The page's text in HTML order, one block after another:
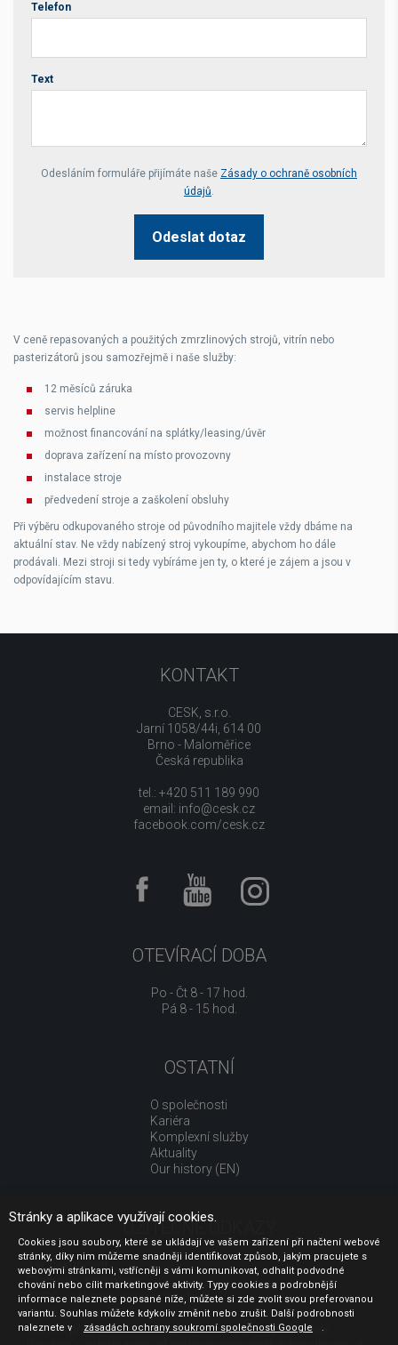
Telefon
Text
Your website *
Odesláním formuláře přijímáte naše Zásady o ochraně osobních
údajů.
Odeslat dotaz
V ceně repasovaných a použitých zmrzlinových strojů, vitrín nebo
pasterizátorů jsou samozřejmě i naše služby:
12 měsíců záruka
servis helpline
možnost financování na splátky/leasing/úvěr
doprava zařízení na místo provozovny
instalace stroje
předvedení stroje a zaškolení obsluhy
Při výběru odkupovaného stroje od původního majitele vždy dbáme na
aktuální stav. Ne vždy nabízený stroj vykoupíme, abychom ho dále
prodávali. Mezi stroji si tedy vybíráme jen ty, o které je zájem a jsou v
odpovídajícím stavu.
KONTAKT
CESK, s.r.o.
Jarní 1058/44i, 614 00
Brno - Maloměřice
Česká republika
tel.: +420 511 189 990
email: info@cesk.cz
facebook.com/cesk.cz
OTEVÍRACÍ DOBA
Po - Čt 8 - 17 hod.
Pá 8 - 15 hod.
OSTATNÍ
O společnosti
Kariéra
Komplexní služby
Aktuality
Our history (EN)
UŽITEČNÉ ODKAZY
Jak nakupovat
Obchodní podmínky
GDPR - ochrana osobních údajů
Profil zadavatele
Sdělení před uzavřením kupní smlouvy pro spotřebitele
Stránky a aplikace využívají cookies.
Cookies jsou soubory, které se ukládají ve vašem zařízení při načtení webové
stránky, díky nim můžeme snadněji identifikovat způsob, jakým pracujete s
webovými stránkami, vstřícněji s vámi komunikovat, odhalit podvodné
chování nebo cílit marketingové aktivity. Typy cookies a podrobnější
informace naleznete popsané níže, můžete si zde zvolit svou preferovanou
variantu. Souhlas můžete kdykoliv změnit nebo zrušit. Další podrobnosti
naleznete v
zásadách ochrany soukromí společnosti Google .